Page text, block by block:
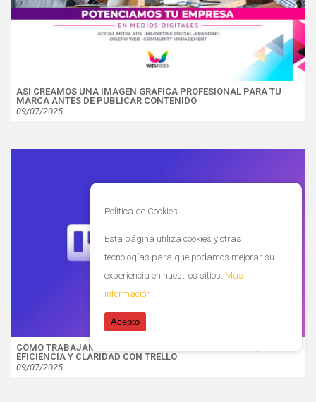
ASÍ CREAMOS UNA IMAGEN GRÁFICA PROFESIONAL PARA TU
MARCA ANTES DE PUBLICAR CONTENIDO
09/07/2025
CÓMO TRABAJAMOS EN WIDUDESIGN: ORGANIZACIÓN,
EFICIENCIA Y CLARIDAD CON TRELLO
09/07/2025
Política de Cookies
Esta página utiliza cookies y otras
tecnologías para que podamos mejorar su
experiencia en nuestros sitios: Más
información.
Acepto